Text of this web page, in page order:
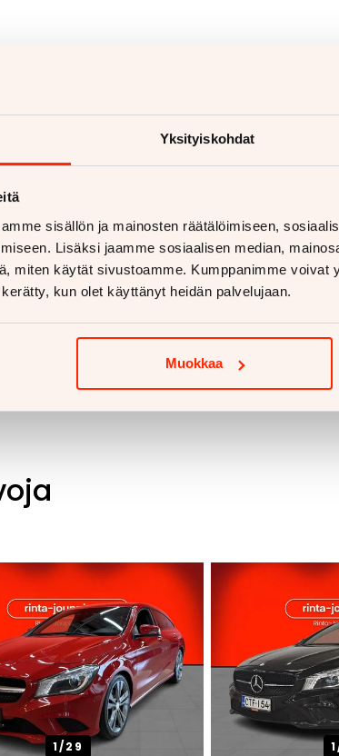
Yksityiskohdat
sisällön ja mainosten räätälöimiseen,
Lisäksi jaamme sosiaalisen median,
miten käytät sivustoamme. Kumppanimme voivat
kun olet käyttänyt heidän palvelujaan.
Muokkaa
vetokoukkua?
asennettuna
alk. 810€
lisää
1/29